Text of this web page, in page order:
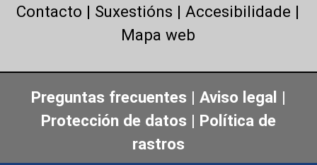
Contacto | Suxestións |Accesibilidade |
Mapa web
Preguntas frecuentes | Aviso legal |
Protección de datos | Política de
rastros